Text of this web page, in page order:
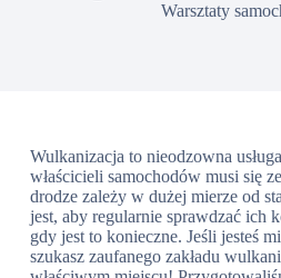
Warsztaty
Wulkanizacja to nieodzowna
właścicieli samochodów musi się
drodze zależy w dużej mierze od
jest, aby regularnie sprawdzać ich
gdy jest to konieczne. Jeśli jesteś
szukasz zaufanego zakładu